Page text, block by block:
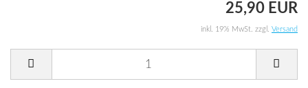
25,90 EUR
inkl. 19% MwSt. zzgl. Versand